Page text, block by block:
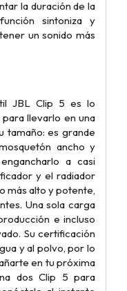
la duración de la
sintoniza y
un sonido más
JBL Clip 5 es lo
llevarlo en una
tamaño: es grande
ancho y
a casi
y el radiador
más alto y potente,
Una sola carga
e incluso
Su certificación
y al polvo, por lo
en tu próxima
dos Clip 5 para